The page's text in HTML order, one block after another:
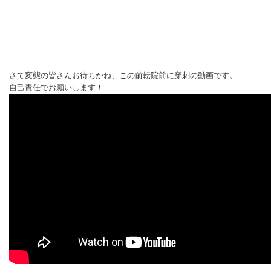
さて変態の皆さんお待ちかね、この前転院前に穿刺の動画です。
自己責任でお願いします！